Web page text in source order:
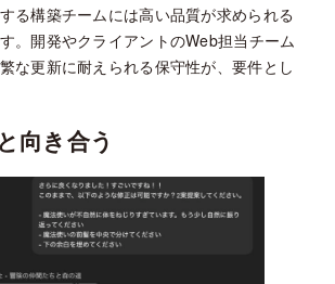
る構築チームには高い品質が求められる
。開発やクライアントのWeb担当チーム
な更新に耐えられる保守性が、要件とし
向き合う